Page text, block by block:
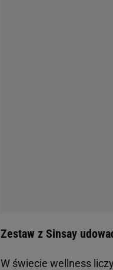
Zestaw z Sinsay
W świecie wellness